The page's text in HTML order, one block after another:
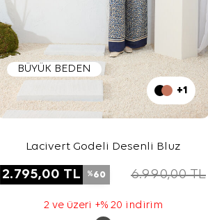
BÜYÜK BEDEN
+1
Lacivert Godeli Desenli Bluz
2.795,00 TL %60 6.990,00TL
2 ve üzeri +% 20 indirim